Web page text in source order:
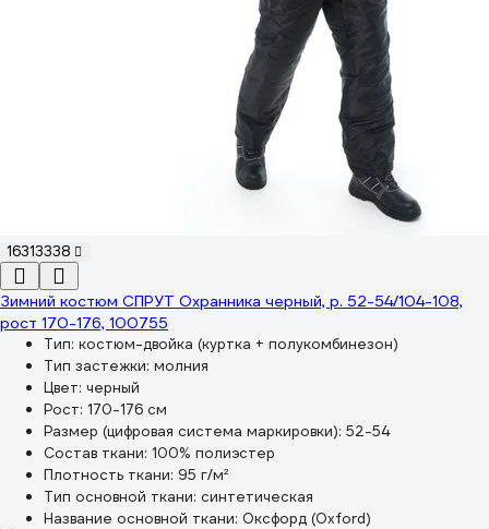
16313338
Зимний костюм СПРУТ Охранника черный, р. 52-54/104-108,
рост 170-176, 100755
Тип: костюм-двойка (куртка + полукомбинезон)
Тип застежки: молния
Цвет: черный
Рост: 170-176 см
Размер (цифровая система маркировки): 52-54
Состав ткани: 100% полиэстер
Плотность ткани: 95 г/м²
Тип основной ткани: синтетическая
Название основной ткани: Оксфорд (Oxford)